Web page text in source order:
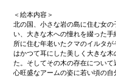
＜絵本内容＞
北の国、小さな岩の島に住む女
い、大きな木への憧れを綴った
所に住む年老いたクマのイルタ
はかつて耳にした美しく大きな
た。そしてその木の存在につい
心旺盛なアームの姿に若い頃の